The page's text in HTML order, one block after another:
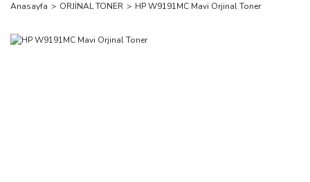
Anasayfa ORJİNAL TONER HP W9191MC Mavi Orjinal Toner